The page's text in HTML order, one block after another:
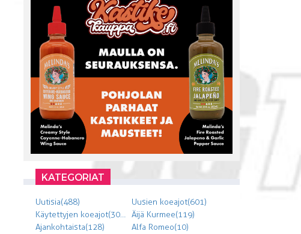
KATEGORIAT
Uutisia (488)
Uusien koeajot (601)
Käytettyjen koeajot (303) Äijä Kurmee (119)
Ajankohtaista (128)
Alfa Romeo (10)